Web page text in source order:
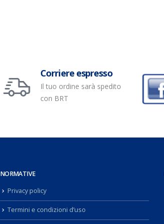
Corriere espresso
Il tuo ordine sarà spedito
con BRT
NORMATIVE
Privacy policy
Termini e condizioni d’uso